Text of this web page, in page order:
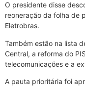
O presidente disse
reoneração da folha de
Eletrobras.
Também estão na lista
Central, a reforma do
telecomunicações e a
A pauta prioritária foi